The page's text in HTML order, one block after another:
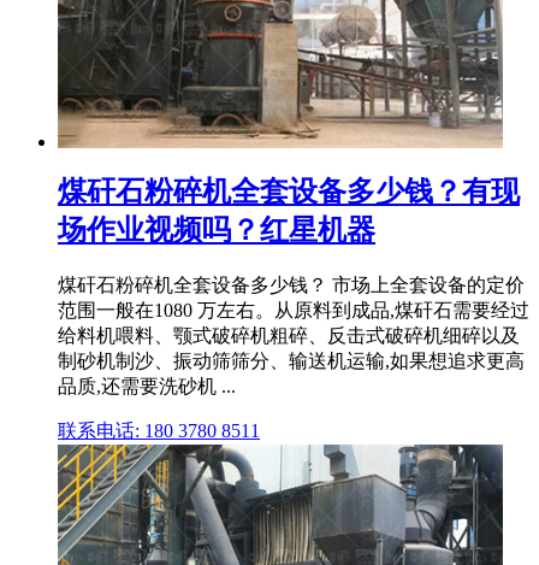
煤矸石粉碎机全套设备多少钱？有现
场作业视频吗？红星机器
煤矸石粉碎机全套设备多少钱？ 市场上全套设备的定价
范围一般在1080 万左右。从原料到成品,煤矸石需要经过
给料机喂料、颚式破碎机粗碎、反击式破碎机细碎以及
制砂机制沙、振动筛筛分、输送机运输,如果想追求更高
品质,还需要洗砂机 ...
联系电话: 180 3780 8511